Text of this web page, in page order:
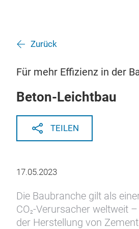
Zurück
Für mehr Effizienz in der
Beton-Leichtbau
TEILEN
17.05.2023
Die Baubranche gilt als
CO2-Verursacher weltweit
der Herstellung von